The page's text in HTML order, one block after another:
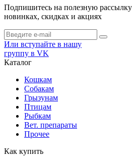
Подпишитесь на полезную
новинках, скидках и акциях
Или вступайте в нашу
группу в VK
Каталог
Кошкам
Собакам
Грызунам
Птицам
Рыбкам
Вет. препараты
Прочее
Как купить